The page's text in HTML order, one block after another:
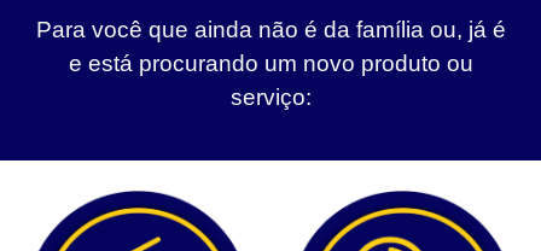
Para você que ainda não é da família ou, já é
e está procurando um novo produto ou
serviço: